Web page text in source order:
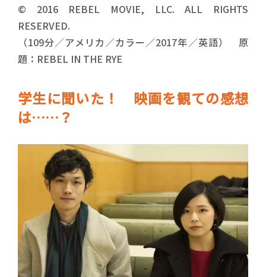
© 2016 REBEL MOVIE, LLC. ALL RIGHTS
RESERVED.
（109分／アメリカ／カラー／2017年／英語） 原
題：REBEL IN THE RYE
学生に聞いた！ 映画を観ての感想
は……？